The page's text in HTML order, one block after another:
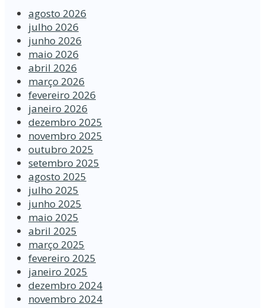
agosto 2026
julho 2026
junho 2026
maio 2026
abril 2026
março 2026
fevereiro 2026
janeiro 2026
dezembro 2025
novembro 2025
outubro 2025
setembro 2025
agosto 2025
julho 2025
junho 2025
maio 2025
abril 2025
março 2025
fevereiro 2025
janeiro 2025
dezembro 2024
novembro 2024